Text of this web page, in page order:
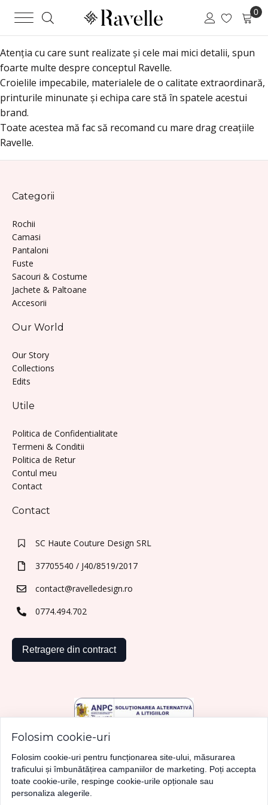
Atenția cu care sunt realizate și cele mai mici detalii, spun
foarte multe despre conceptul Ravelle.
Croielile impecabile, materialele de o calitate extraordinară,
printurile minunate și echipa care stă în spatele acestui
brand.
Toate acestea mă fac să recomand cu mare drag creațiile
Ravelle.
Categorii
Rochii
Camasi
Pantaloni
Fuste
Sacouri & Costume
Jachete & Paltoane
Accesorii
Our World
Our Story
Collections
Edits
Utile
Politica de Confidentialitate
Termeni & Conditii
Politica de Retur
Contul meu
Contact
Contact
SC Haute Couture Design SRL
37705540 / J40/8519/2017
contact@ravelledesign.ro
0774.494.702
Retragere din contract
Folosim cookie-uri
Folosim cookie-uri pentru funcționarea site-ului, măsurarea
traficului și îmbunătățirea campaniilor de marketing. Poți accepta
toate cookie-urile, respinge cookie-urile opționale sau
personaliza alegerile.